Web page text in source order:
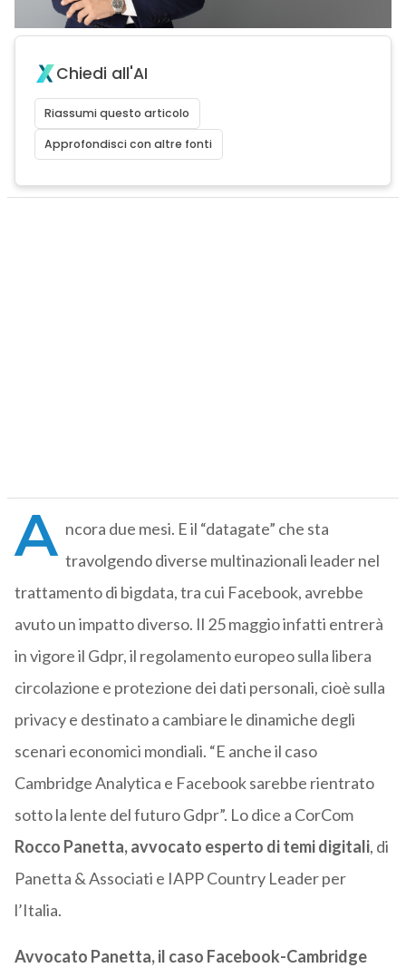
Chiedi all'AI
Riassumi questo articolo
Approfondisci con altre fonti
A ncora due mesi. E il “datagate” che sta
travolgendo diverse multinazionali leader nel
trattamento di bigdata, tra cui Facebook, avrebbe
avuto un impatto diverso. Il 25 maggio infatti entrerà
in vigore il Gdpr, il regolamento europeo sulla libera
circolazione e protezione dei dati personali, cioè sulla
privacy e destinato a cambiare le dinamiche degli
scenari economici mondiali. “E anche il caso
Cambridge Analytica e Facebook sarebbe rientrato
sotto la lente del futuro Gdpr”. Lo dice a CorCom
Rocco Panetta, avvocato esperto di temi digitali, di
Panetta & Associati e IAPP Country Leader per
l’Italia.
Avvocato Panetta, il caso Facebook-Cambridge